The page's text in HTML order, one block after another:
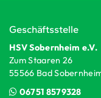
Geschäftsstelle
HSV Sobernheim e.V.
Zum Staaren 26
55566 Bad
06751 8579328